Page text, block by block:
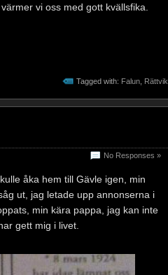
vi oss med gott kvällsfika.
Tagged with: Falun, Rättvik
No Responses »
åka hem till Gävle igen, min
ut, jag letade upp annonserna i
min kära pappa, jag kan inte
gett mig i livet.